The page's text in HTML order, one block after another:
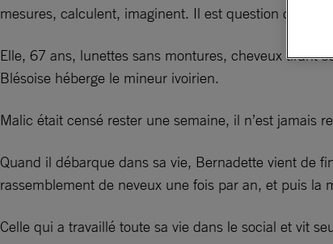
mesures, calculent, imaginent. Il est question d’y
Elle, 67 ans, lunettes sans montures, cheveux tirant
Blésoise héberge le mineur ivoirien.
Malic était censé rester une semaine, il n’est jamais
Quand il débarque dans sa vie, Bernadette vient de
rassemblement de neveux une fois par an, et puis la
Celle qui a travaillé toute sa vie dans le social et vit